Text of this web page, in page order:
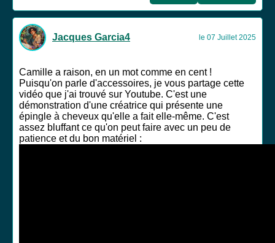
Jacques Garcia4 le 07 Juillet 2025
Camille a raison, en un mot comme en cent !
Puisqu'on parle d'accessoires, je vous partage cette
vidéo que j'ai trouvé sur Youtube. C'est une
démonstration d'une créatrice qui présente une
épingle à cheveux qu'elle a fait elle-même. C'est
assez bluffant ce qu'on peut faire avec un peu de
patience et du bon matériel :